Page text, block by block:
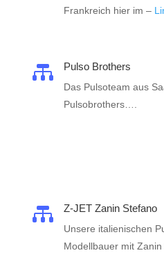
Frankreich hier im –
 Pulso Brothers
Das Pulsoteam aus
Pulsobrothers….
 Z-JET Zanin Stefano
Unsere italienischen
Modellbauer mit